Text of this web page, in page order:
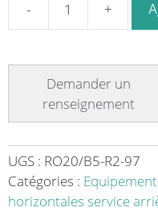
avec
vitre
90°
UGS : RO20/B5-R2-97
Catégories :
horizontales service